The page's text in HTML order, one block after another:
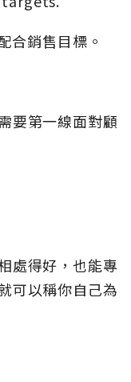
合銷售目標。
要第一線面對顧
處得好，也能專
可以稱你自己為